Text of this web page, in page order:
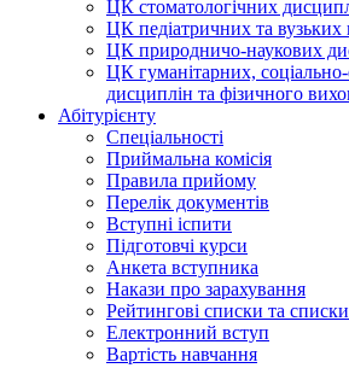
ЦК стоматологічних
ЦК педіатричних та вузьких
ЦК природничо-наукових
ЦК гуманітарних,
дисциплін та фізичного
Абітурієнту
Спеціальності
Приймальна комісія
Правила прийому
Перелік документів
Вступні іспити
Підготовчі курси
Анкета вступника
Накази про зарахування
Рейтингові списки та
Електронний вступ
Вартість навчання